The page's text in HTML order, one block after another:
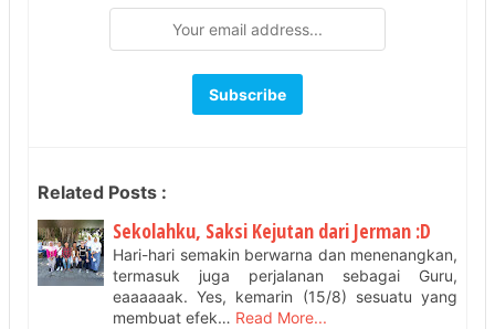
Related Posts :
Sekolahku, Saksi Kejutan dari Jerman :D
Hari-hari semakin berwarna dan menenangkan,
termasuk juga perjalanan sebagai Guru,
eaaaaaak. Yes, kemarin (15/8) sesuatu yang
membuat efek… Read More...